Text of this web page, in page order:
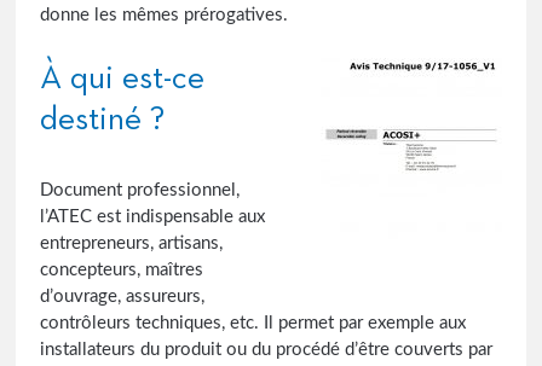
donne les mêmes prérogatives.
À qui est-ce
destiné ?
Document professionnel,
l’ATEC est indispensable aux
entrepreneurs, artisans,
concepteurs, maîtres
d’ouvrage, assureurs,
contrôleurs techniques, etc. Il permet par exemple aux
installateurs du produit ou du procédé d’être couverts par